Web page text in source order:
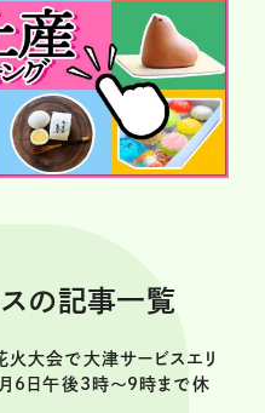
スの記事一覧
火大会で大津サービスエリ
6日午後3時～9時まで休